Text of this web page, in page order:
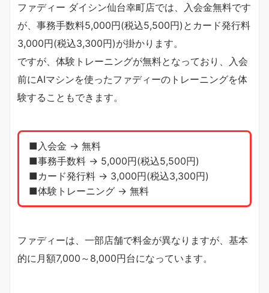
ファディー ダイシン仙台幸町店では、入会金無料です
が、事務手数料5,000円(税込5,500円)とカード発行料
3,000円(税込3,300円)が掛かります。
ですが、体験トレーニングが無料となっており、入会
前にAIマシンを使ったファディーのトレーニングを体
験することもできます。
■入会金 → 無料
■事務手数料 → 5,000円(税込5,500円)
■カード発行料 → 3,000円(税込3,300円)
■体験トレーニング → 無料
ファディーは、一部店舗で料金が異なりますが、基本
的に月額7,000～8,000円台になっています。